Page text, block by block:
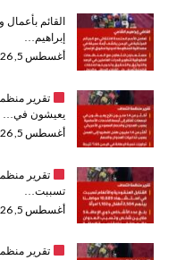
القائم
إبراهيم…
أغسطس 5, 2026
تقرير
يعيشون في…
أغسطس 5, 2026
تقرير
تسببت…
أغسطس 5, 2026
تقرير